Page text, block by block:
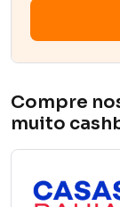
Compre
muito